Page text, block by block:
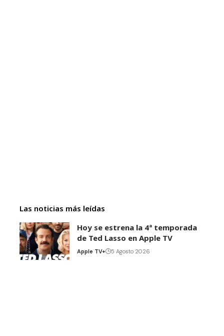
Las noticias más leídas
Hoy se estrena la 4ª temporada
de Ted Lasso en Apple TV
Apple TV+ 5 Agosto 2026